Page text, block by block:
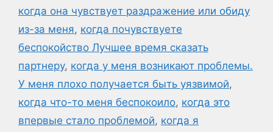
когда она чувствует раздражение или обиду
из-за меня, когда почувствуете
беспокойство Лучшее время сказать
партнеру, когда у меня возникают проблемы.
У меня плохо получается быть уязвимой,
когда что-то меня беспокоило, когда это
впервые стало проблемой, когда я